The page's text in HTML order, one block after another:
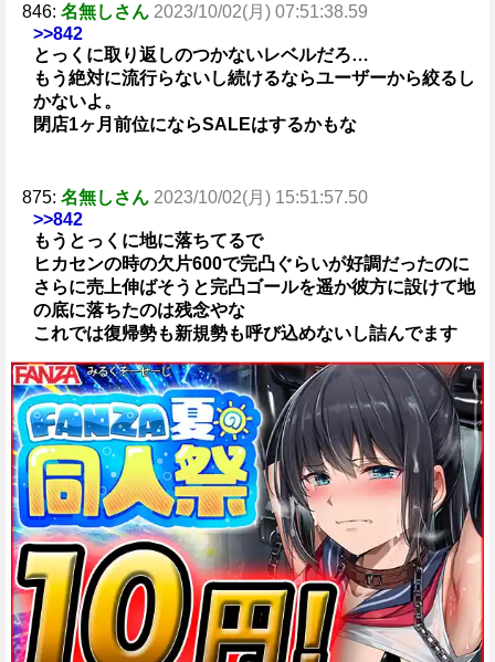
846: 名無しさん 2023/10/02(月) 07:51:38.59
>>842
とっくに取り返しのつかないレベルだろ…
もう絶対に流行らないし続けるならユーザーから絞るし
かないよ。
閉店1ヶ月前位にならSALEはするかもな
875: 名無しさん 2023/10/02(月) 15:51:57.50
>>842
もうとっくに地に落ちてるで
ヒカセンの時の欠片600で完凸ぐらいが好調だったのに
さらに売上伸ばそうと完凸ゴールを遥か彼方に設けて地
の底に落ちたのは残念やな
これでは復帰勢も新規勢も呼び込めないし詰んでます